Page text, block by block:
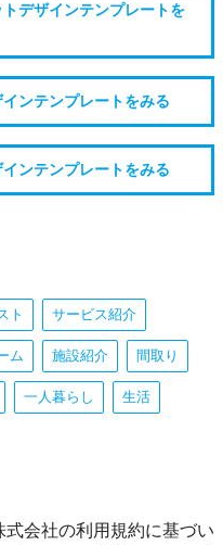
デザインテンプレートを
ンテンプレートをみる
ンテンプレートをみる
ト サービス紹介
ム 施設紹介 間取り
一人暮らし 生活
会社の利用規約に基づい